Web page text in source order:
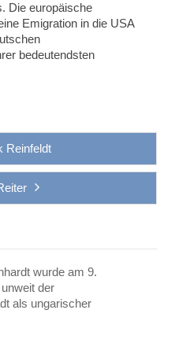
Die europäische
Emigration in die USA
bedeutendsten
Reinfeldt
wurde am 9.
der
als ungarischer